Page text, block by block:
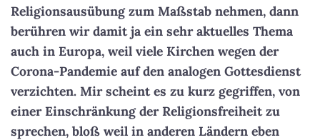
Religionsausübung zum Maßstab nehmen, dann
berühren wir damit ja ein sehr aktuelles Thema
auch in Europa, weil viele Kirchen wegen der
Corona-Pandemie auf den analogen Gottesdienst
verzichten. Mir scheint es zu kurz gegriffen, von
einer Einschränkung der Religionsfreiheit zu
sprechen, bloß weil in anderen Ländern eben